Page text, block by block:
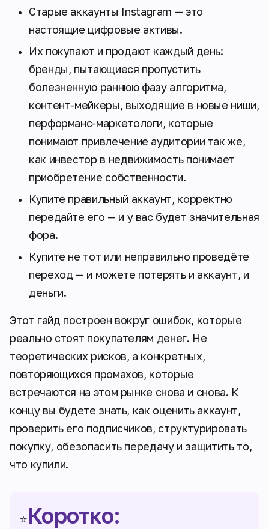
Старые аккаунты Instagram — это
настоящие цифровые активы.
Их покупают и продают каждый день:
бренды, пытающиеся пропустить
болезненную раннюю фазу алгоритма,
контент-мейкеры, выходящие в новые ниши,
перформанс-маркетологи, которые
понимают привлечение аудитории так же,
как инвестор в недвижимость понимает
приобретение собственности.
Купите правильный аккаунт, корректно
передайте его — и у вас будет значительная
фора.
Купите не тот или неправильно проведёте
переход — и можете потерять и аккаунт, и
деньги.
Этот гайд построен вокруг ошибок, которые
реально стоят покупателям денег. Не
теоретических рисков, а конкретных,
повторяющихся промахов, которые
встречаются на этом рынке снова и снова. К
концу вы будете знать, как оценить аккаунт,
проверить его подписчиков, структурировать
покупку, обезопасить передачу и защитить то,
что купили.
⭐Коротко: